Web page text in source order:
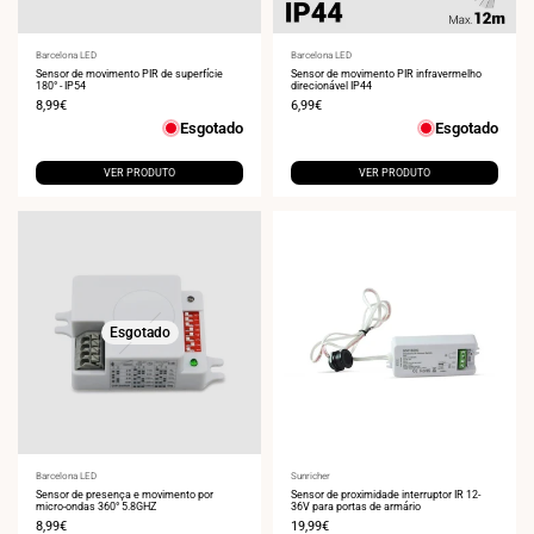
Fornecedor:
Barcelona LED
Sensor de movimento PIR de superfície
180° - IP54
Preço
8,99€
Esgotado
VER PRODUTO
Fornecedor:
Barcelona LED
Sensor de movimento PIR infravermelho
direcionável IP44
Preço
6,99€
Esgotado
VER PRODUTO
Esgotado
Fornecedor:
Barcelona LED
Sensor de presença e movimento por
micro-ondas 360° 5.8GHZ
Preço
8,99€
Fornecedor:
Sunricher
Sensor de proximidade interruptor IR 12-
36V para portas de armário
Preço
19,99€